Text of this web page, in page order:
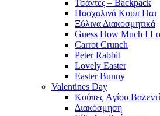
Τσάντες – Backpack
Πασχαλινά Κουπ Πατ
Ξύλινα Διακοσμητικά
Guess How Much I
Carrot Crunch
Peter Rabbit
Lovely Easter
Easter Bunny
Valentines Day
Κούπες Aγίου
Διακόσμηση